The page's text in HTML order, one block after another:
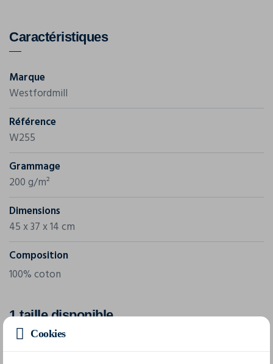
Caractéristiques
Marque
Westfordmill
Référence
W255
Grammage
200 g/m²
Dimensions
45 x 37 x 14 cm
Composition
100% coton
1 taille disponible
Cookies